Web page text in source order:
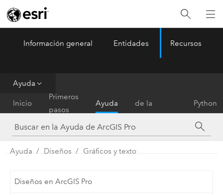
ArcGIS Pro Menu
Información general Entidades Recursos
Ayuda
Inicio
Primeros
pasos
Ayuda
de la
herramienta
Python
Ayuda Diseños Gráficos y texto
Diseños en ArcGIS Pro